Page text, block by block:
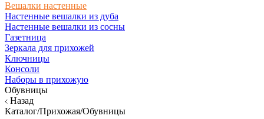
Вешалки настенные
Настенные вешалки из дуба
Настенные вешалки из сосны
Газетница
Зеркала для прихожей
Ключницы
Консоли
Наборы в прихожую
Обувницы
Назад
Каталог/Прихожая/Обувницы